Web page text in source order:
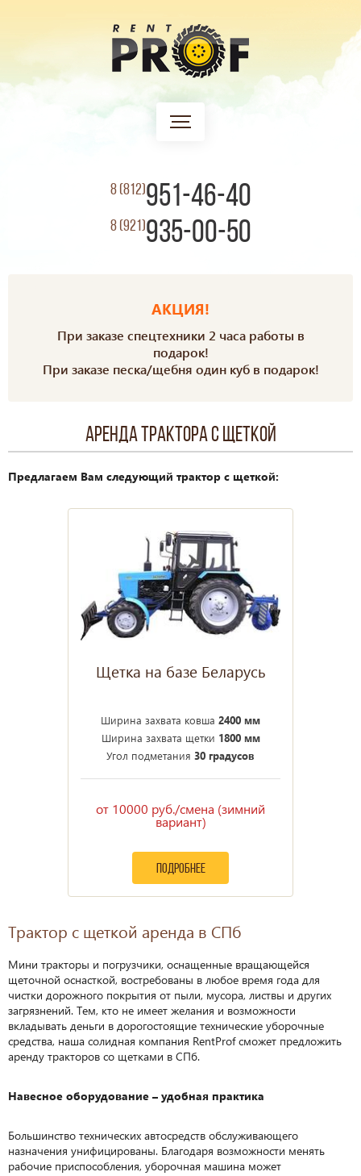
8 (812)951-46-40
8 (921)935-00-50
АКЦИЯ!
При заказе спецтехники 2 часа работы в
подарок!
При заказе песка/щебня один куб в подарок!
Аренда трактора с щеткой
Предлагаем Вам следующий трактор с щеткой:
Щетка на базе Беларусь
Ширина захвата ковша 2400 мм
Ширина захвата щетки 1800 мм
Угол подметания 30 градусов
от 10000 руб./смена (зимний
вариант)
подробнее
Трактор с щеткой аренда в СПб
Мини тракторы и погрузчики, оснащенные вращающейся
щеточной оснасткой, востребованы в любое время года для
чистки дорожного покрытия от пыли, мусора, листвы и других
загрязнений. Тем, кто не имеет желания и возможности
вкладывать деньги в дорогостоящие технические уборочные
средства, наша солидная компания RentProf сможет предложить
аренду тракторов со щетками в СПб.
Навесное оборудование – удобная практика
Большинство технических автосредств обслуживающего
назначения унифицированы. Благодаря возможности менять
рабочие приспособления, уборочная машина может